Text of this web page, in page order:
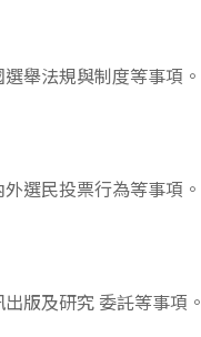
舉法規與制度等事項。
選民投票行為等事項。
版及研究 委託等事項。